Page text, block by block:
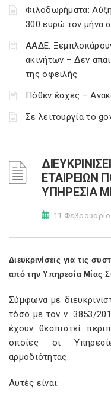
Φιλοδωρήματα:
300 ευρώ τον μήνα
ΑΑΔΕ:
ακινήτων – Δεν
της οφειλής
Πόθεν έσχες –
Σε λειτουργία το
ΕΤΑΙΡΕΙΩΝ
ΥΠΗΡΕΣΙΑ
11
Διευκρινίσεις για τις
από την Υπηρεσία Μίας
Σύμφωνα με
τόσο με τον ν. 3853/
έχουν θεσπιστεί
οποίες οι
αρμοδιότητας.
Αυτές είναι: